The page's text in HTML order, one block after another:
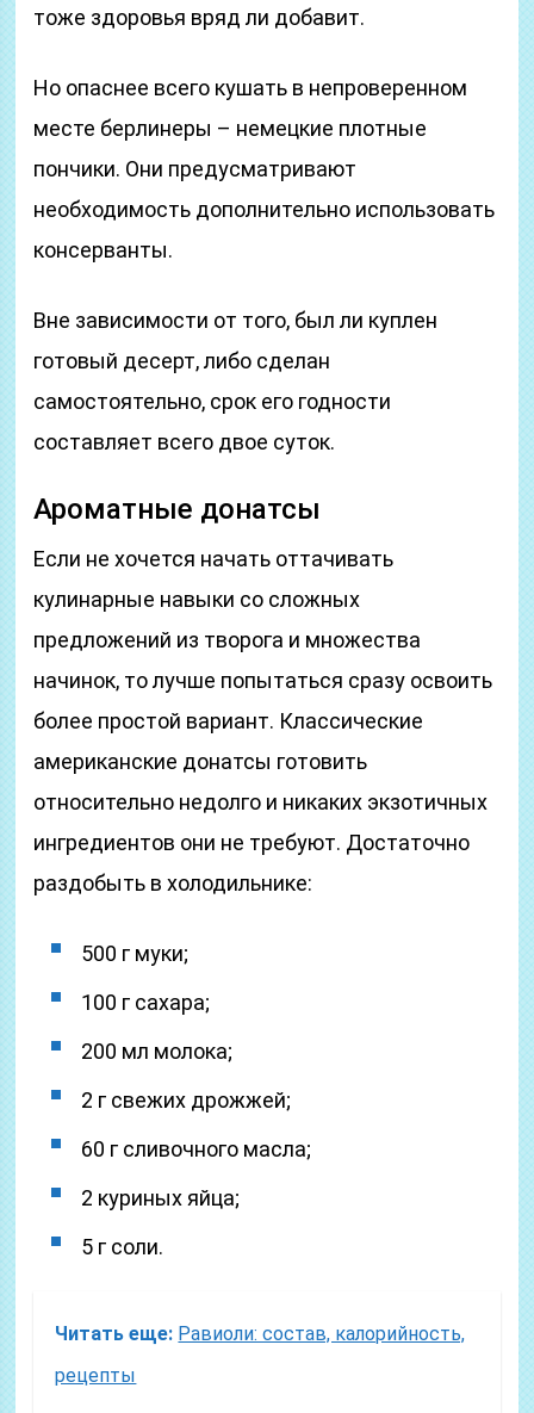
тоже здоровья вряд ли добавит.
Но опаснее всего кушать в непроверенном
месте берлинеры – немецкие плотные
пончики. Они предусматривают
необходимость дополнительно использовать
консерванты.
Вне зависимости от того, был ли куплен
готовый десерт, либо сделан
самостоятельно, срок его годности
составляет всего двое суток.
Ароматные донатсы
Если не хочется начать оттачивать
кулинарные навыки со сложных
предложений из творога и множества
начинок, то лучше попытаться сразу освоить
более простой вариант. Классические
американские донатсы готовить
относительно недолго и никаких экзотичных
ингредиентов они не требуют. Достаточно
раздобыть в холодильнике:
500 г муки;
100 г сахара;
200 мл молока;
2 г свежих дрожжей;
60 г сливочного масла;
2 куриных яйца;
5 г соли.
Читать еще: Равиоли: состав, калорийность,
рецепты